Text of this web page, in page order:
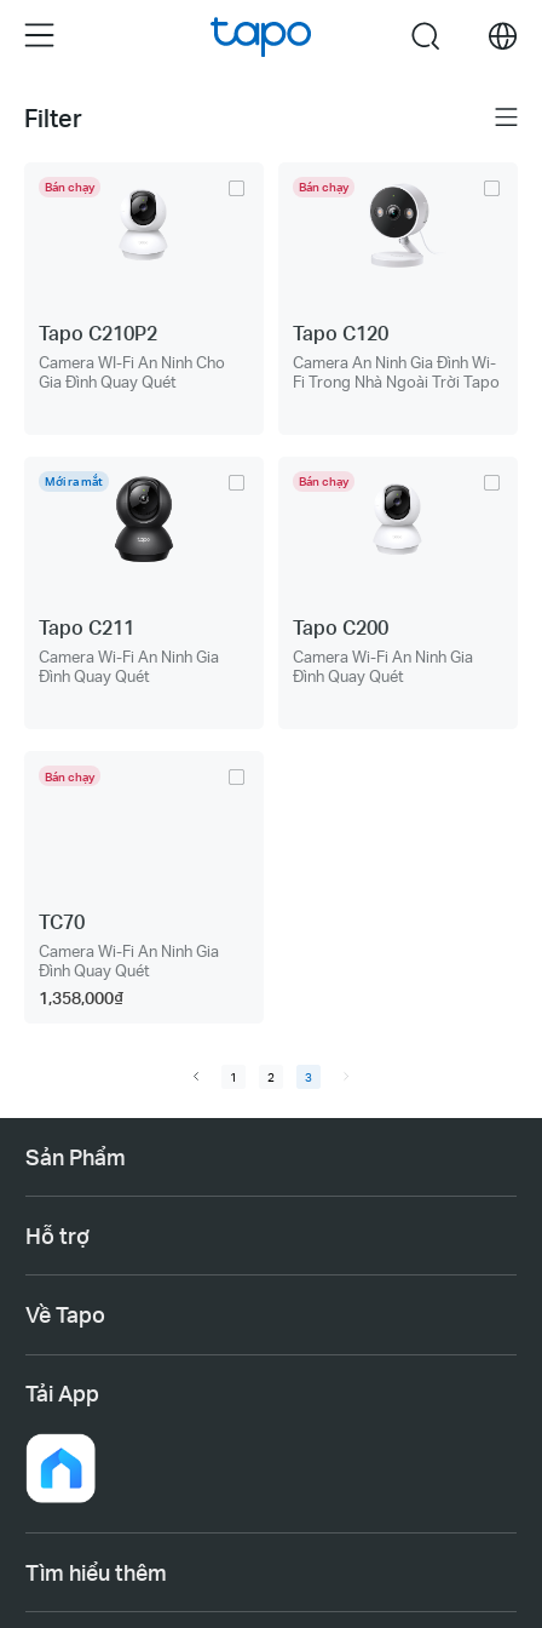
the
Menu search
Filter Menu
Bán chạy
Tapo C210P2
Camera WI-Fi An Ninh Cho
Gia Đình Quay Quét
Bán chạy
Tapo C120
Camera An Ninh Gia Đình Wi-
Fi Trong Nhà Ngoài Trời Tapo
Mới ra mắt
Tapo C211
Camera Wi-Fi An Ninh Gia
Đình Quay Quét
Bán chạy
Tapo C200
Camera Wi-Fi An Ninh Gia
Đình Quay Quét
Bán chạy
TC70
Camera Wi-Fi An Ninh Gia
Đình Quay Quét
1,358,000₫
1 2 3
Sản Phẩm
Hỗ trợ
Về Tapo
Tải App
Tìm hiểu thêm